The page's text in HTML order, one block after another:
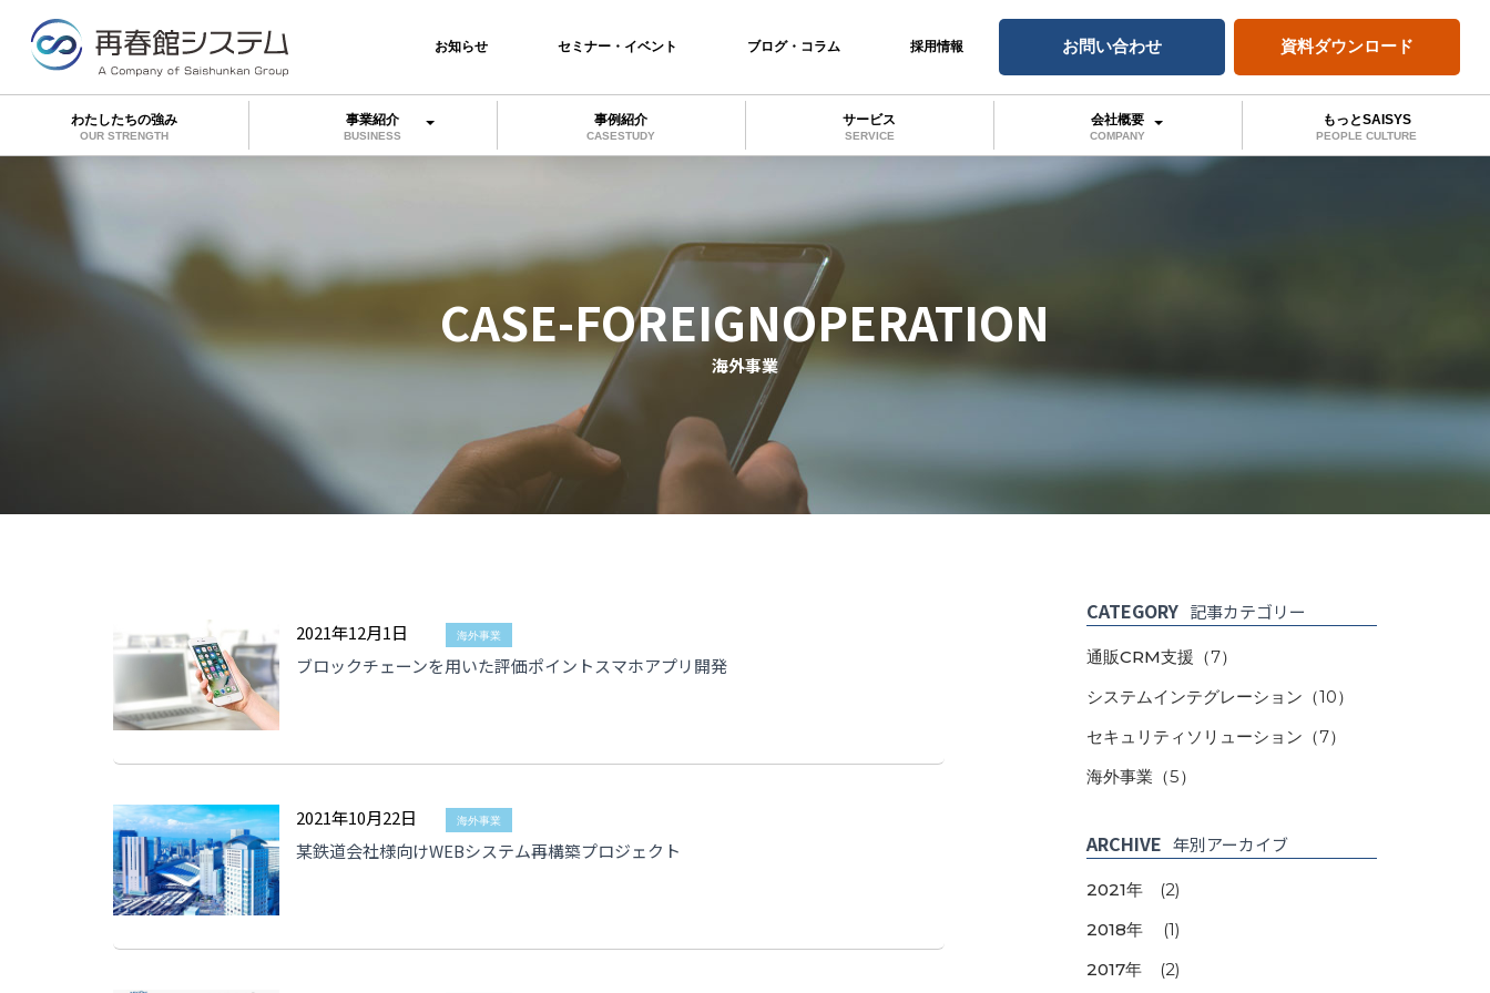
お知らせ セミナー・イベント ブログ・コラム 採用情報 お問い合わせ 資料ダウンロード
わたしたちの強み
OUR STRENGTH
事業紹介
BUSINESS
事例紹介
CASESTUDY
サービス
SERVICE
会社概要
COMPANY
もっとSAISYS
PEOPLE CULTURE
CASE-FOREIGNOPERATION
海外事業
2021年12月1日 海外事業
ブロックチェーンを用いた評価ポイントスマホアプリ開発
2021年10月22日 海外事業
某鉄道会社様向けWEBシステム再構築プロジェクト
CATEGORY 記事カテゴリー
通販CRM支援 （7）
システムインテグレーション （10）
セキュリティソリューション （7）
海外事業 （5）
ARCHIVE 年別アーカイブ
2021年
(2)
2018年
(1)
2017年
(2)